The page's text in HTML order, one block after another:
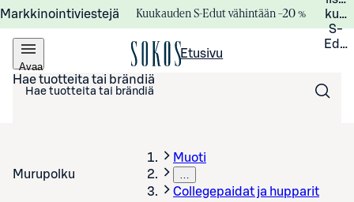
Markkinointiviestejä Kuukauden S-Edut vähintään –20 %
S-
Avaa
valikko
Etusivu
Hae tuotteita tai brändiä
Murupolku
Muoti
…
Collegepaidat ja hupparit